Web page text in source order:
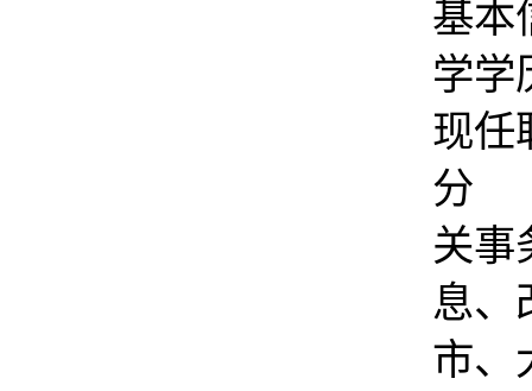
基本
学学
现任
分
关事
息、
市、